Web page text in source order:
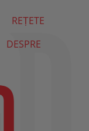
REȚETE
DESPRE